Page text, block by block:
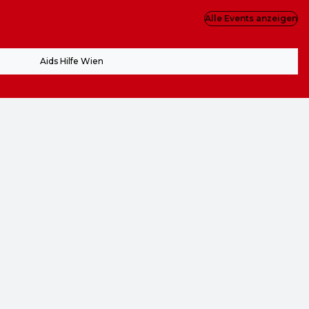
Aids Hilfe Wien
Alle Events anzeigen